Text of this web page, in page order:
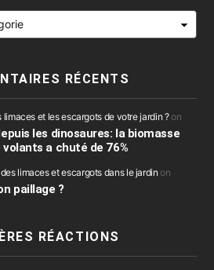
RÉCENTS
et les escargots de votre jardin ?on
les dinosaures: la biomasse
a chuté de 76%
limaces et escargots dans le jardin on
paillage ?
RÉACTIONS